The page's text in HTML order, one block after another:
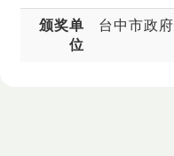
颁奖单
位
台中市政府